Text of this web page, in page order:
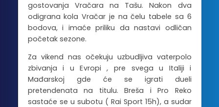
gostovanja Vračara na Tašu. Nakon dva
odigrana kola Vračar je na čelu tabele sa 6
bodova, i imaće priliku da nastavi odličan
početak sezone.
Za vikend nas očekuju uzbudljiva vaterpolo
zbivanja i u Evropi , pre svega u Italiji i
Mađarskoj gde će se igrati dueli
pretendenata na titulu. Breša i Pro Reko
sastaće se u subotu ( Rai Sport 15h), a sudar